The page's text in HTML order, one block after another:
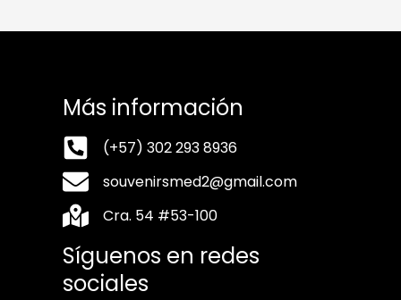
Más información
(+57) 302 293 8936
souvenirsmed2@gmail.com
Cra. 54 #53-100
Síguenos en redes
sociales